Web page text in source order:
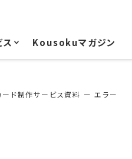
ス Kousokuマガジン
ード制作サービス資料 ー エラー